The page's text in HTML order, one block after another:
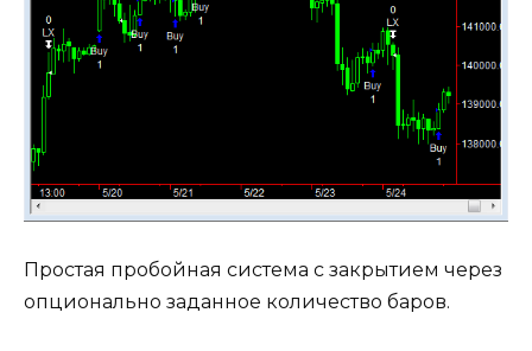
Простая пробойная система с закрытием через
опционально заданное количество баров.